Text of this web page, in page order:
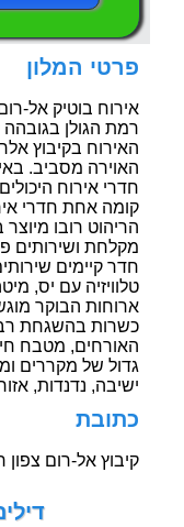
פרטי המלון
אירוח בוטיק אל-
האירוח בקיבוץ
קומה אחת חדרי
הריהוט רובו
מקלחת ושירותים
חדר קיימים
טלוויזיה עם יס,
ארוחות הבוקר
כשרות בהשגחת
האורחים, מטבח
גדול של מקררים
ישיבה, נדנדות,
כתובת
קיבוץ אל-רום צפון